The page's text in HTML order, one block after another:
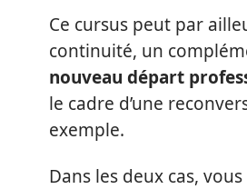
Ce cursus peut par
continuité, un
nouveau départ
le cadre d’une
exemple.
Dans les deux cas, vous